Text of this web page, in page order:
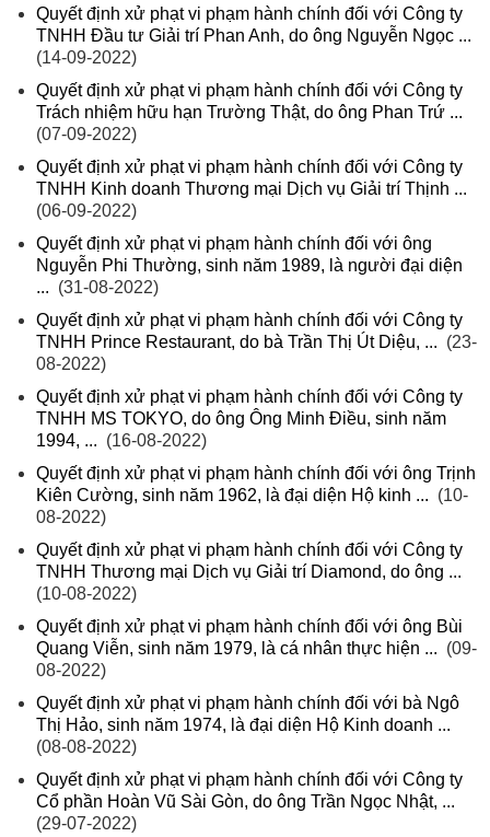
Quyết định xử phạt vi phạm hành chính đối với Công ty
TNHH Đầu tư Giải trí Phan Anh, do ông Nguyễn Ngọc ...
(14-09-2022)
Quyết định xử phạt vi phạm hành chính đối với Công ty
Trách nhiệm hữu hạn Trường Thật, do ông Phan Trứ ...
(07-09-2022)
Quyết định xử phạt vi phạm hành chính đối với Công ty
TNHH Kinh doanh Thương mại Dịch vụ Giải trí Thịnh ...
(06-09-2022)
Quyết định xử phạt vi phạm hành chính đối với ông
Nguyễn Phi Thường, sinh năm 1989, là người đại diện
... (31-08-2022)
Quyết định xử phạt vi phạm hành chính đối với Công ty
TNHH Prince Restaurant, do bà Trần Thị Út Diệu, ... (23-
08-2022)
Quyết định xử phạt vi phạm hành chính đối với Công ty
TNHH MS TOKYO, do ông Ông Minh Điều, sinh năm
1994, ... (16-08-2022)
Quyết định xử phạt vi phạm hành chính đối với ông Trịnh
Kiên Cường, sinh năm 1962, là đại diện Hộ kinh ... (10-
08-2022)
Quyết định xử phạt vi phạm hành chính đối với Công ty
TNHH Thương mại Dịch vụ Giải trí Diamond, do ông ...
(10-08-2022)
Quyết định xử phạt vi phạm hành chính đối với ông Bùi
Quang Viễn, sinh năm 1979, là cá nhân thực hiện ... (09-
08-2022)
Quyết định xử phạt vi phạm hành chính đối với bà Ngô
Thị Hảo, sinh năm 1974, là đại diện Hộ Kinh doanh ...
(08-08-2022)
Quyết định xử phạt vi phạm hành chính đối với Công ty
Cổ phần Hoàn Vũ Sài Gòn, do ông Trần Ngọc Nhật, ...
(29-07-2022)